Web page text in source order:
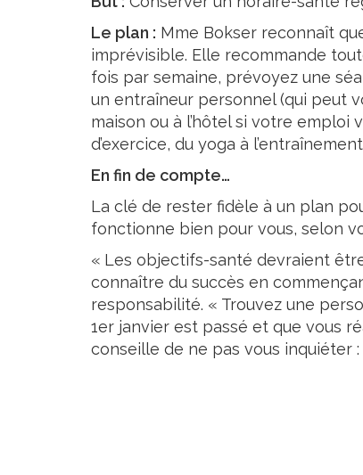
Le plan : Mme Bokser reconnaît
imprévisible. Elle recommande
fois par semaine, prévoyez une
un entraîneur personnel (qui peut
maison ou à l’hôtel si votre emploi
d’exercice, du yoga à
En fin de compte…
La clé de rester fidèle à un plan
fonctionne bien pour vous, selon
« Les objectifs-santé devraient
connaître du succès en
responsabilité. « Trouvez une
1er janvier est passé et que vous
conseille de ne pas vous inquiéter